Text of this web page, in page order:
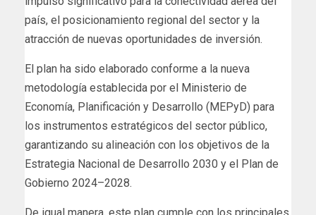
país, el posicionamiento regional del sector y la
atracción de nuevas oportunidades de inversión.
El plan ha sido elaborado conforme a la nueva
metodología establecida por el Ministerio de
Economía, Planificación y Desarrollo (MEPyD) para
los instrumentos estratégicos del sector público,
garantizando su alineación con los objetivos de la
Estrategia Nacional de Desarrollo 2030 y el Plan de
Gobierno 2024–2028.